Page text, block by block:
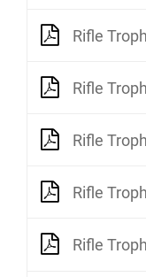
Rifle Trophy
Rifle Trophy
Rifle Trophy
Rifle
Rifle